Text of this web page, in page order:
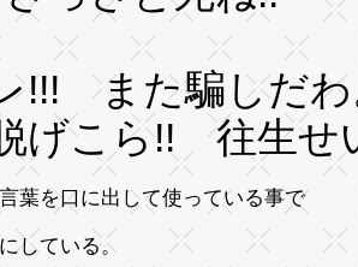
また騙しだわ
げこら!! 往生せ
葉を口に出して使っている事で
している。